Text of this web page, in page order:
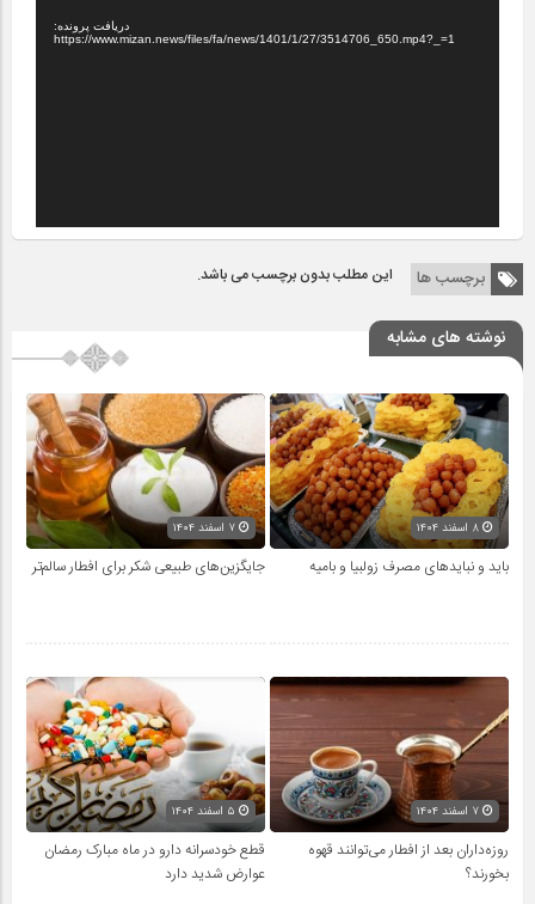
دریافت پرونده:
https://www.mizan.news/files/fa/news/1401/1/27/3514706_650.mp4?_=1
برچسب ها این مطلب بدون برچسب می باشد.
نوشته های مشابه
۸ اسفند ۱۴۰۴
باید و نبایدهای مصرف زولبیا و بامیه جایگزین‌های طبیعی شکر برای افطار سالم‌تر
۷ اسفند ۱۴۰۴
روزه‌داران بعد از افطار می‌توانند قهوه
بخورند؟
قطع خودسرانه دارو در ماه مبارک رمضان
عوارض شدید دارد